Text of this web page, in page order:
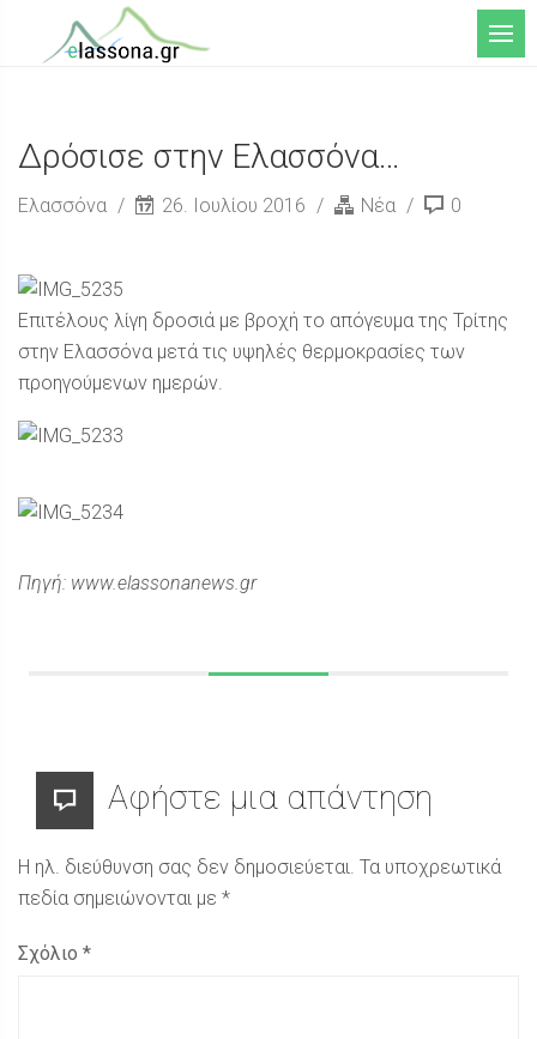
Μενού
Δρόσισε στην Ελασσόνα…
Ελασσόνα 26. Ιουλίου 2016 Νέα 0
Επιτέλους λίγη δροσιά με βροχή το απόγευμα της Τρίτης
στην Ελασσόνα μετά τις υψηλές θερμοκρασίες των
προηγούμενων ημερών.
Πηγή: www.elassonanews.gr
Αφήστε μια απάντηση
Η ηλ. διεύθυνση σας δεν δημοσιεύεται. Τα υποχρεωτικά
πεδία σημειώνονται με *
Σχόλιο *